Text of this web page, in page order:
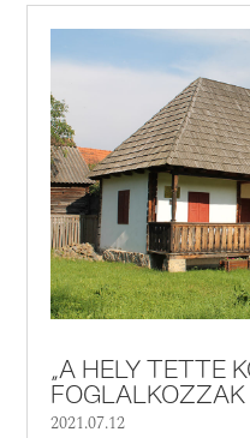
„A HELY TETTE
FOGLALKOZZAK
2021.07.12